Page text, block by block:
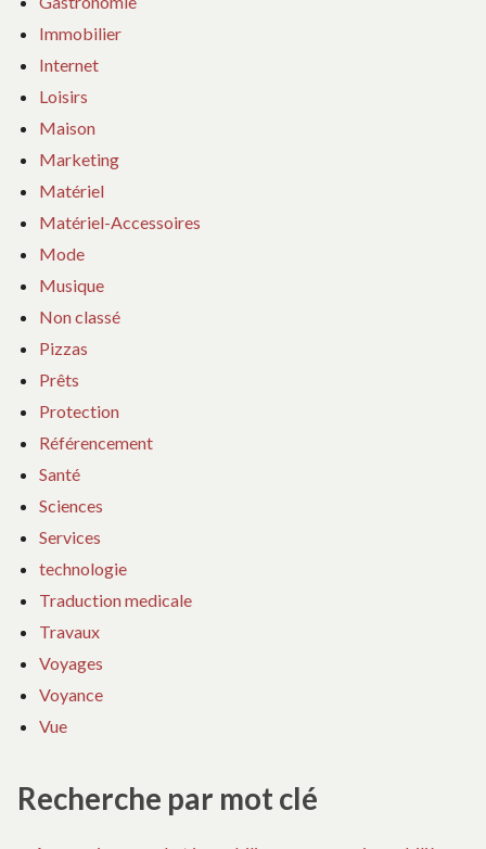
Immobilier
Internet
Loisirs
Maison
Marketing
Matériel
Matériel-Accessoires
Mode
Musique
Non classé
Pizzas
Prêts
Protection
Référencement
Santé
Sciences
Services
technologie
Traduction medicale
Travaux
Voyages
Voyance
Vue
Recherche par mot clé